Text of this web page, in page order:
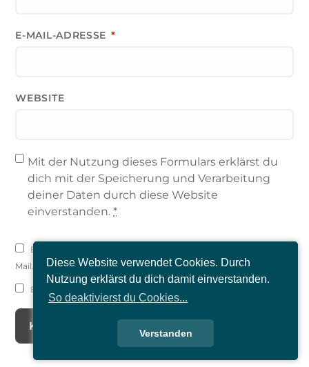
Diese Website verwendet Cookies. Durch
Nutzung erklärst du dich damit einverstanden.
So deaktivierst du Cookies...
Verstanden
E-MAIL-ADRESSE *
WEBSITE
Mit der Nutzung dieses Formulars erklärst du
dich mit der Speicherung und Verarbeitung
deiner Daten durch diese Website
einverstanden.*
Benachrichtige mich über nachfolgende Kommentare via E-
Mail.
Benachrichtige mich über neue Beiträge via E-Mail.